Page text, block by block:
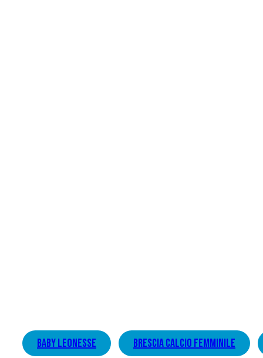
baby leonesse brescia calcio femminile